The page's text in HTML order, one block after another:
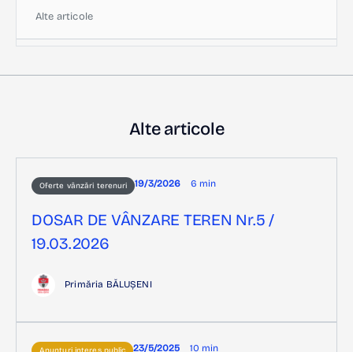
Alte articole
Alte articole
Oferte vânzări terenuri 19/3/2026 6 min
DOSAR DE VÂNZARE TEREN Nr.5 /
19.03.2026
Primăria BĂLUȘENI
23/5/2025 10 min